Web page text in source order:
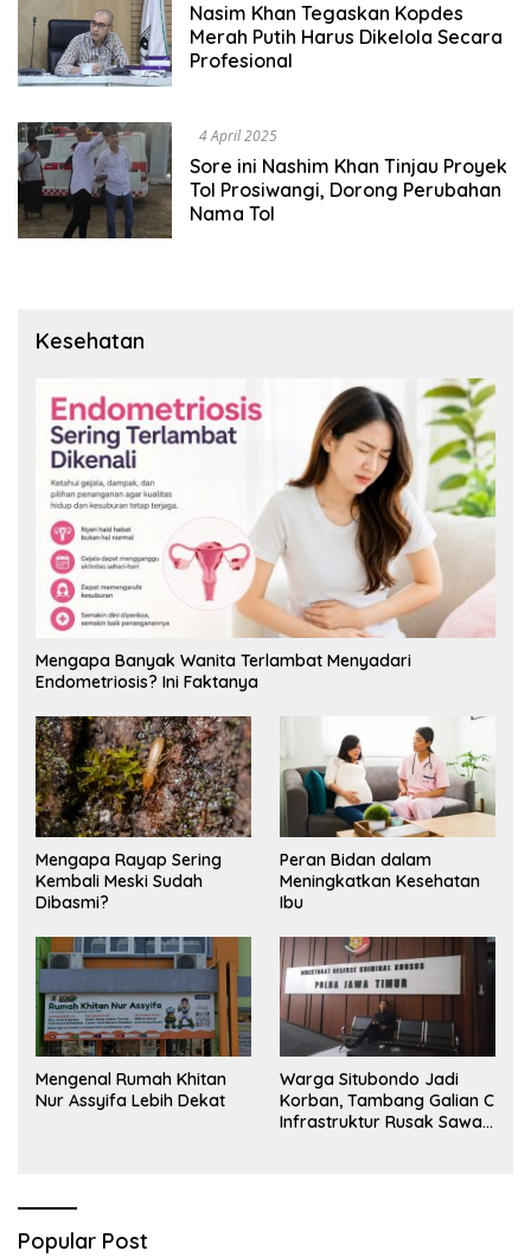
Nasim Khan Tegaskan Kopdes
Merah Putih Harus Dikelola Secara
Profesional
4 April 2025
Sore ini Nashim Khan Tinjau Proyek
Tol Prosiwangi, Dorong Perubahan
Nama Tol
Kesehatan
Mengapa Banyak Wanita Terlambat Menyadari
Endometriosis? Ini Faktanya
Mengapa Rayap Sering
Kembali Meski Sudah
Dibasmi?
Peran Bidan dalam
Meningkatkan Kesehatan
Ibu
Mengenal Rumah Khitan
Nur Assyifa Lebih Dekat
Warga Situbondo Jadi
Korban, Tambang Galian C
Infrastruktur Rusak Sawah
Popular Post